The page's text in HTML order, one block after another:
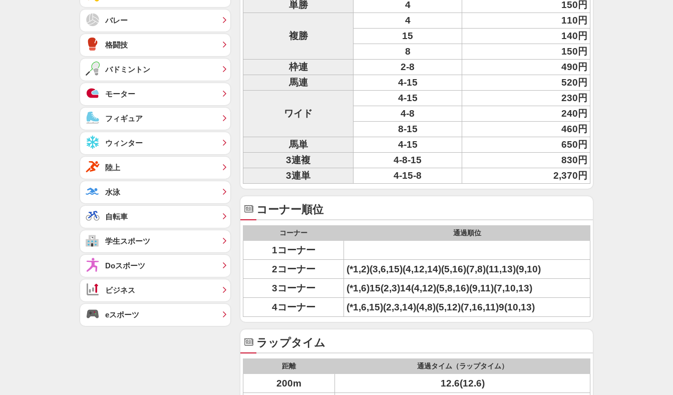
単勝 4 150円
複勝
4
110円
15
140円
8
150円
枠連
2-8
490円
馬連
4-15 520円
ワイド
4-15
230円
4-8
240円
8-15
460円
馬単
4-15
650円
3連複
4-8-15
830円
3連単
4-15-8 2,370円
コーナー順位
コーナー 通過順位
1コーナー
2コーナー
(*1,2)(3,6,15)(4,12,14)(5,16)(7,8)(11,13)(9,10)
3コーナー
(*1,6)15(2,3)14(4,12)(5,8,16)(9,11)(7,10,13)
4コーナー
(*1,6,15)(2,3,14)(4,8)(5,12)(7,16,11)9(10,13)
ラップタイム
距離 通過タイム（ラップタイム）
200m
12.6(12.6)
バレー
格闘技
バドミントン
モーター
フィギュア
ウィンター
陸上
水泳
自転車
学生スポーツ
Doスポーツ
ビジネス
eスポーツ